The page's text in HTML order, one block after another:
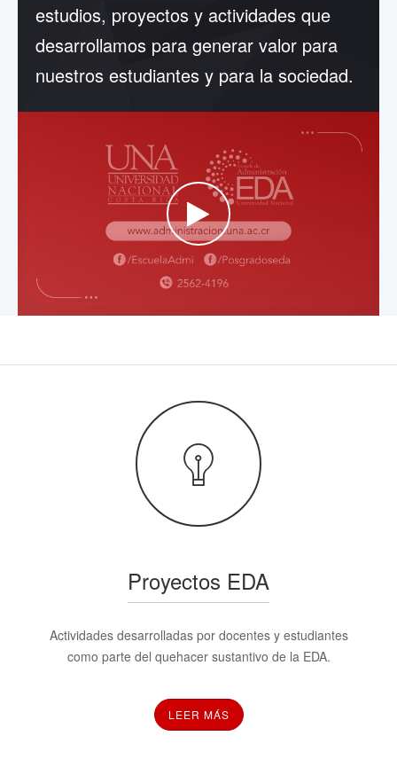
estudios, proyectos y actividades que
desarrollamos para generar valor para
nuestros estudiantes y para la sociedad.
WATCH THE VIDEO
Proyectos EDA
Actividades desarrolladas por docentes y estudiantes
como parte del quehacer sustantivo de la EDA.
LEER MÁS